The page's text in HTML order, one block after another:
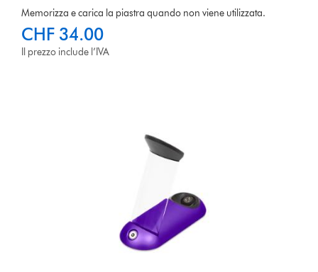
Memorizza e carica la piastra quando non viene utilizzata.
CHF 34.00
Il prezzo include l’IVA